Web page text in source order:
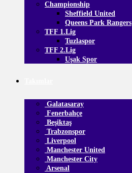
Championship
Sheffield United
Queens Park Rangers
TFF 1.Lig
Tuzlaspor
TFF 2.Lig
Uşak Spor
Galatasaray
Fenerbahçe
Beşiktaş
Trabzonspor
Liverpool
Manchester United
Manchester City
Arsenal